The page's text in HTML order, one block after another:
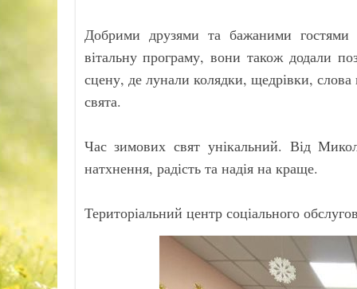
Добрими друзями та бажаними гостями
вітальну програму, вони також додали
сцену, де лунали колядки, щедрівки,
свята.
Час зимових свят унікальний. Від
натхнення, радість та надія на краще.
Територіальний центр соціального